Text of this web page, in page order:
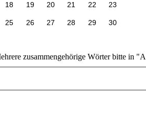
18 19 20 21 22 23
25 26 27 28 29 30
zusammengehörige Wörter bitte in